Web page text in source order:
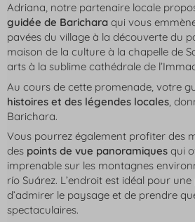
Adriana, notre partenaire locale
guidée de Barichara qui vous
pavées du village à la découverte du
maison de la culture à la chapelle de
arts à la sublime cathédrale de
Au cours de cette promenade, votre
histoires et des légendes locales ,
Barichara.
Vous pourrez également profiter des
des points de vue panoramiques qui
imprenable sur les montagnes
río Suárez. L’endroit est idéal pour
d’admirer le paysage et de prendre
spectaculaires.